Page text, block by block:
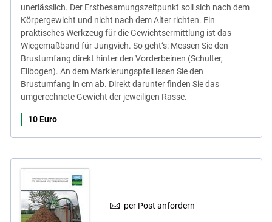
unerlässlich. Der Erstbesamungszeitpunkt soll sich nach dem
Körpergewicht und nicht nach dem Alter richten. Ein
praktisches Werkzeug für die Gewichtsermittlung ist das
Wiegemaßband für Jungvieh. So geht‘s: Messen Sie den
Brustumfang direkt hinter den Vorderbeinen (Schulter,
Ellbogen). An dem Markierungspfeil lesen Sie den
Brustumfang in cm ab. Direkt darunter finden Sie das
umgerechnete Gewicht der jeweiligen Rasse.
10 Euro
per Post anfordern